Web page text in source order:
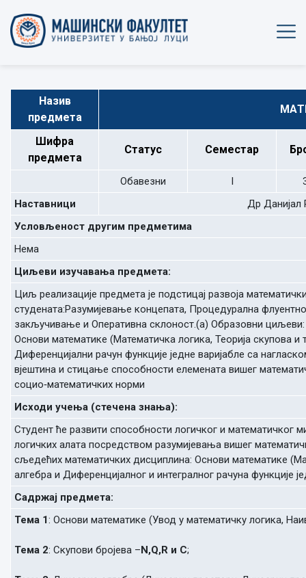
Назив
предмета
Шифра
предмета
Статус Семестар
Обавезни I
Наставници
Др Данијал
Условљеност другим предметима
Нема
Циљеви изучавања предмета:
Циљ реализације предмета је подстицај развоја
студената:Разумијевање концепата, Процедурална
закључивање и Оперативна склоност.(а) Образовни
Основи математике (Математичка логика, Теорија скупова и
Диференцијални рачун функције једне варијабле са
вјештина и стицање способности елемената вишег
социо‐математичких норми
Исходи учења (стечена знања):
Студент ће развити способности логичког и математичког
логичких алата посредством разумијевања вишег
сљедећих математичких дисциплина: Основи математике
алгебра и Диференцијалног и интегралног рачуна функције
Садржај предмета:
Тема 1: Основи математике (Увод у математичку логика,
Тема 2: Скупови бројева –N,Q,R и C;